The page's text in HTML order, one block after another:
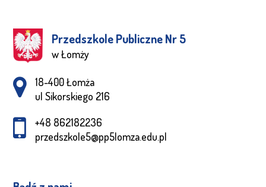
Przedszkole Publiczne Nr 5
w Łomży
Adres pocztowy:
18-400 Łomża
ul Sikorskiego 216
+48 862182236
przedszkole5@pp5lomza.edu.pl